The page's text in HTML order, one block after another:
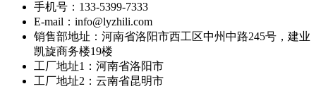
手机号：133-5399-7333
E-mail：info@lyzhili.com
销售部地址：河南省洛阳市西工区中州中路245号，建业
凯旋商务楼19楼
工厂地址1：河南省洛阳市
工厂地址2：云南省昆明市